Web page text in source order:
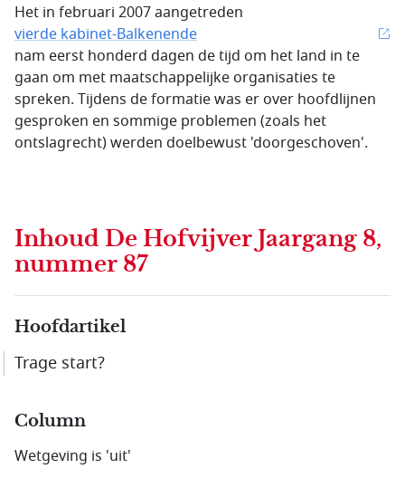
Het in februari 2007 aangetreden
vierde kabinet-Balkenende
nam eerst honderd dagen de tijd om het land in te
gaan om met maatschappelijke organisaties te
spreken. Tijdens de formatie was er over hoofdlijnen
gesproken en sommige problemen (zoals het
ontslagrecht) werden doelbewust 'doorgeschoven'.
Inhoud De Hofvijver Jaargang 8,
nummer 87
Hoofdartikel
Trage start?
Column
Wetgeving is 'uit'